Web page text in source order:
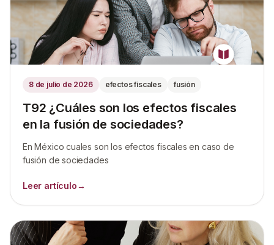
8 de julio de 2026 efectos fiscales fusión
T92 ¿Cuáles son los efectos fiscales
en la fusión de sociedades?
En México cuales son los efectos fiscales en caso de
fusión de sociedades
Leer artículo→